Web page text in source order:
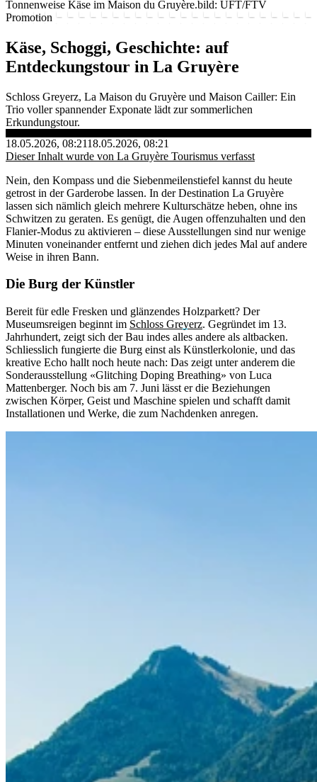
Tonnenweise Käse im Maison du Gruyère.bild: UFT/FTV
Promotion
Käse, Schoggi, Geschichte: auf
Entdeckungstour in La Gruyère
Schloss Greyerz, La Maison du Gruyère und Maison Cailler: Ein
Trio voller spannender Exponate lädt zur sommerlichen
Erkundungstour.
18.05.2026, 08:2118.05.2026, 08:21
Dieser Inhalt wurde von La Gruyère Tourismus verfasst
Nein, den Kompass und die Siebenmeilenstiefel kannst du heute
getrost in der Garderobe lassen. In der Destination La Gruyère
lassen sich nämlich gleich mehrere Kulturschätze heben, ohne ins
Schwitzen zu geraten. Es genügt, die Augen offenzuhalten und den
Flanier-Modus zu aktivieren – diese Ausstellungen sind nur wenige
Minuten voneinander entfernt und ziehen dich jedes Mal auf andere
Weise in ihren Bann.
Die Burg der Künstler
Bereit für edle Fresken und glänzendes Holzparkett? Der
Museumsreigen beginnt im Schloss Greyerz. Gegründet im 13.
Jahrhundert, zeigt sich der Bau indes alles andere als altbacken.
Schliesslich fungierte die Burg einst als Künstlerkolonie, und das
kreative Echo hallt noch heute nach: Das zeigt unter anderem die
Sonderausstellung «Glitching Doping Breathing» von Luca
Mattenberger. Noch bis am 7. Juni lässt er die Beziehungen
zwischen Körper, Geist und Maschine spielen und schafft damit
Installationen und Werke, die zum Nachdenken anregen.